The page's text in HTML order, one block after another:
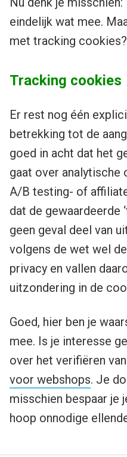
eindelijk wat mee.
met tracking
Tracking cookies
Er rest nog één
betrekking tot de
goed in acht dat het
gaat over
A/B testing- of
dat de gewaardeerde
geen geval deel van
volgens de wet wel
privacy en vallen
uitzondering in de
Goed, hier ben je
mee. Is je interesse
over het verifiëren van
voor webshops. Je
misschien bespaar je
hoop onnodige